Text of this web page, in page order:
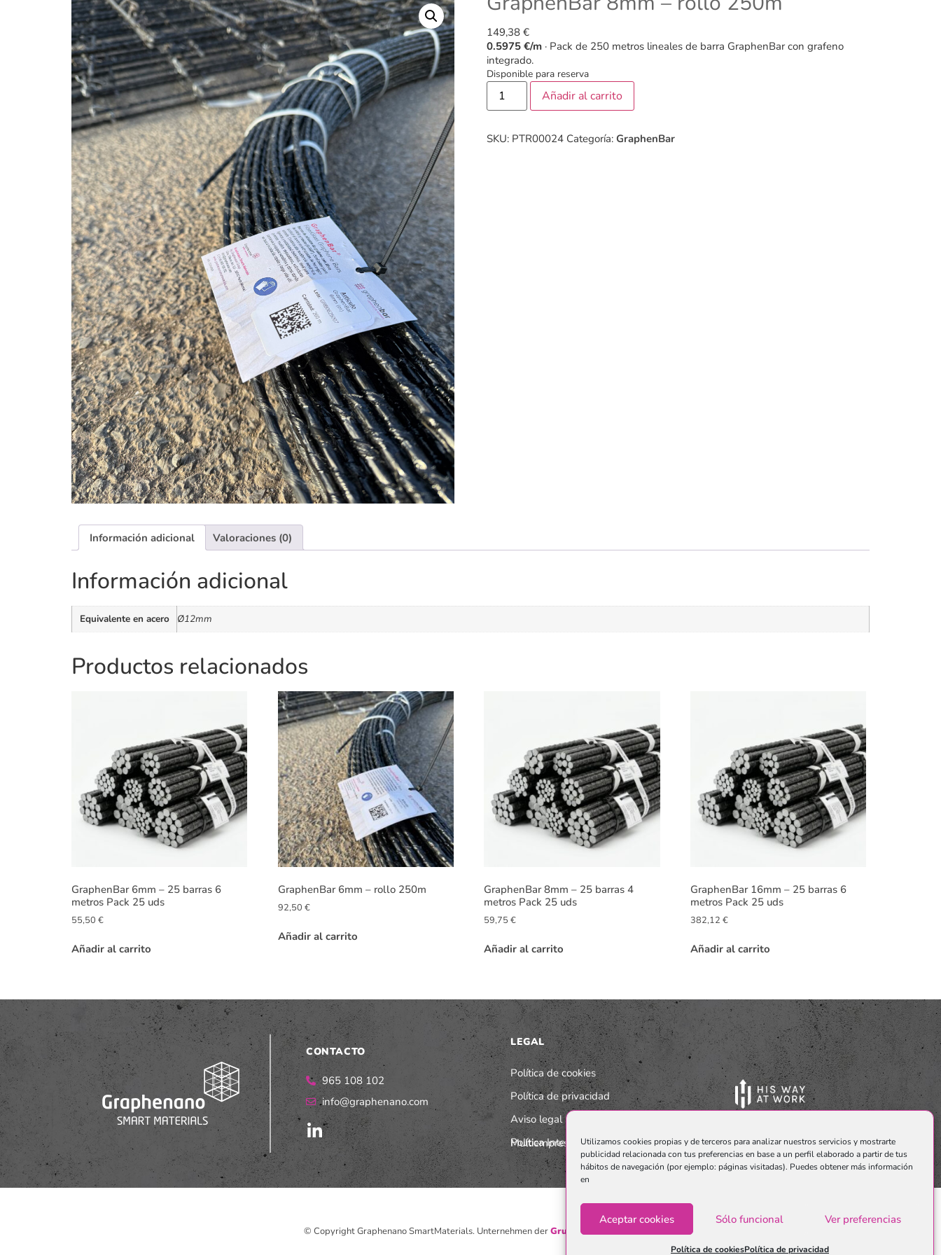
Utilizamos cookies propias y de terceros para analizar nuestros servicios y mostrarte
publicidad relacionada con tus preferencias en base a un perfil elaborado a partir de tus
hábitos de navegación (por ejemplo: páginas visitadas). Puedes obtener más información
en
Aceptar cookies Sólo funcional Ver preferencias
Política de cookiesPolítica de privacidad
149,38 €
0.5975 €/m· Pack de 250 metros lineales de barra GraphenBar con grafeno
integrado.
Disponible para reserva
Añadir al carrito
SKU: PTR00024 Categoría: GraphenBar
Información adicional Valoraciones (0)
Información adicional
Equivalente en acero Ø12mm
Productos relacionados
GraphenBar 6mm – 25 barras 6
metros Pack 25 uds
55,50 €
Añadir al carrito
GraphenBar 6mm – rollo 250m
92,50 €
Añadir al carrito
GraphenBar 8mm – 25 barras 4
metros Pack 25 uds
59,75€
Añadir al carrito
GraphenBar 16mm – 25 barras 6
metros Pack 25 uds
382,12€
Añadir al carrito
CONTACTO
965 108 102
info@graphenano.com
LEGAL
Política de cookies
Política de privacidad
Aviso legal
Política Integrada Multiempresarial
© Copyright Graphenano SmartMaterials. Unternehmen derGrupo Graphenano.